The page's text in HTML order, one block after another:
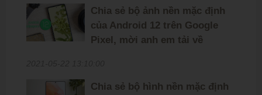
Chia sẻ bộ ảnh nền mặc định
của Android 12 trên Google
Pixel, mời anh em tải về
Chia sẻ bộ hình nền mặc định